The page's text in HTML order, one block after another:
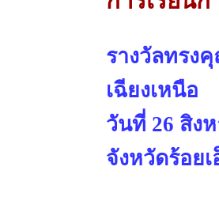
รางวัลทรง
เฉียงเหนือ
วันที่ 26 สิง
จังหวัดร้อยเ